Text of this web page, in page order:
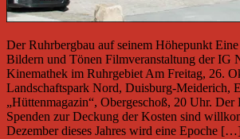
Der Ruhrbergbau auf seinem Höhepunkt
Bildern und Tönen Filmveranstaltung der IG
Kinemathek im Ruhrgebiet Am Freitag, 26.
Landschaftspark Nord, Duisburg-Meiderich,
„Hüttenmagazin“, Obergeschoß, 20 Uhr.
Spenden zur Deckung der Kosten sind
Dezember dieses Jahres wird eine Epoche